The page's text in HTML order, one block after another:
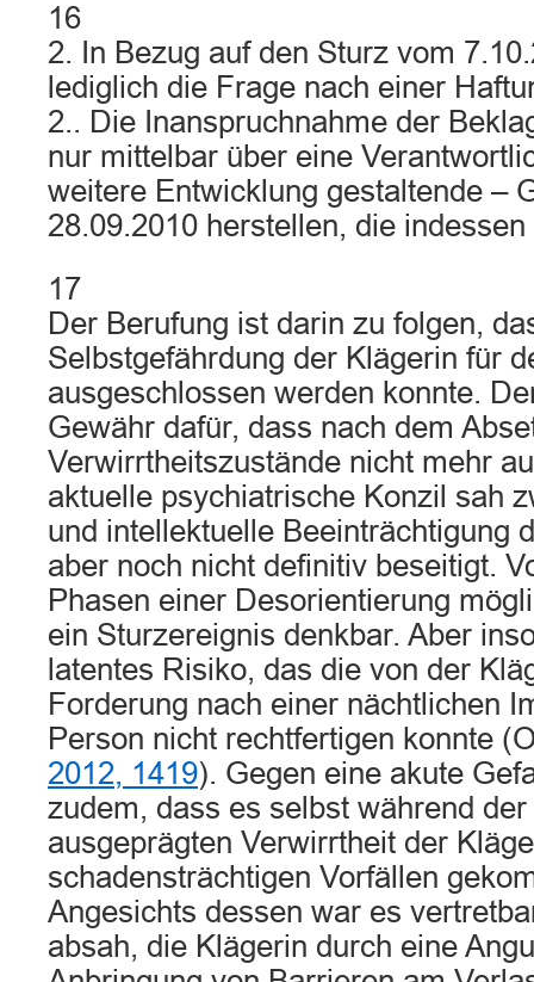
16
2. In Bezug auf den Sturz vom
lediglich die Frage nach einer
2.. Die Inanspruchnahme der
nur mittelbar über eine
weitere Entwicklung gestaltende –
28.09.2010 herstellen, die
17
Der Berufung ist darin zu folgen,
Selbstgefährdung der Klägerin für
ausgeschlossen werden konnte.
Gewähr dafür, dass nach dem
Verwirrtheitszustände nicht mehr
aktuelle psychiatrische Konzil sah
und intellektuelle Beeinträchtigung
aber noch nicht definitiv beseitigt.
Phasen einer Desorientierung
ein Sturzereignis denkbar. Aber
latentes Risiko, das die von der
Forderung nach einer nächtlichen
Person nicht rechtfertigen konnte
2012, 1419). Gegen eine akute
zudem, dass es selbst während
ausgeprägten Verwirrtheit der
schadensträchtigen Vorfällen
Angesichts dessen war es
absah, die Klägerin durch eine